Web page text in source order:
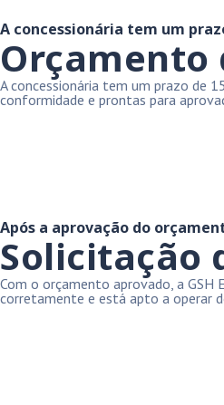
A concessionária tem um
Orçamento
A concessionária tem um prazo de
conformidade e prontas para
Após a aprovação do
Solicitação
Com o orçamento aprovado, a GSH
corretamente e está apto a operar